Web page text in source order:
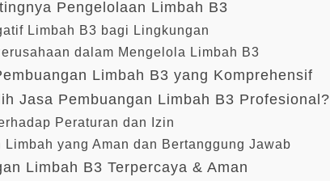
Pengelolaan Limbah B3
Limbah B3 bagi Lingkungan
dalam Mengelola Limbah B3
Limbah B3 yang Komprehensif
Jasa Pembuangan Limbah B3 Profesional?
Peraturan dan Izin
Limbah yang Aman dan Bertanggung Jawab
Limbah B3 Terpercaya & Aman